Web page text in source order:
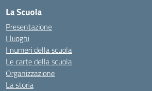
La Scuola
Presentazione
I luoghi
I numeri della scuola
Le carte della scuola
Organizzazione
La storia